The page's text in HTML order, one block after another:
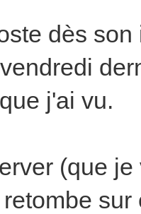
dès
j'ai vu.
(que